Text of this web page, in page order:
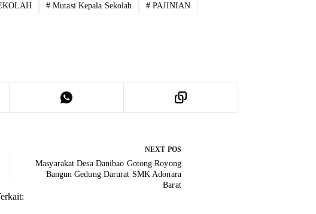
# Mutasi Kepala Sekolah # PAJINIAN
NEXT POS
Masyarakat Desa Danibao Gotong Royong
Bangun Gedung Darurat SMK Adonara
Barat